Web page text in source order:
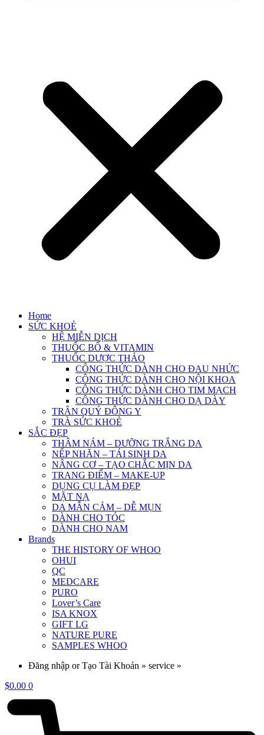
Home
SỨC KHOẺ
HỆ MIỄN DỊCH
THUỐC BỔ & VITAMIN
THUỐC DƯỢC THẢO
CÔNG THỨC DÀNH CHO ĐAU NHỨC
CÔNG THỨC DÀNH CHO NỘI KHOA
CÔNG THỨC DÀNH CHO TIM MẠCH
CÔNG THỨC DÀNH CHO DẠ DÀY
TRÂN QUÝ ĐÔNG Y
TRÀ SỨC KHOẺ
SẮC ĐẸP
THÂM NÁM – DƯỠNG TRẮNG DA
NẾP NHĂN – TÁI SINH DA
NÂNG CƠ – TẠO CHẮC MỊN DA
TRANG ĐIỂM – MAKE-UP
DỤNG CỤ LÀM ĐẸP
MẶT NẠ
DA MẪN CẢM – DỄ MỤN
DÀNH CHO TÓC
DÀNH CHO NAM
Brands
THE HISTORY OF WHOO
OHUI
QC
MEDCARE
PURO
Lover’s Care
ISA KNOX
GIFT LG
NATURE PURE
SAMPLES WHOO
Đăng nhập or Tạo Tài Khoản » service »
$0.00 0